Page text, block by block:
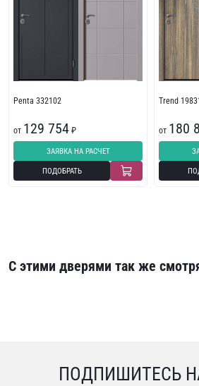
Penta 332102
от 129 754 ₽
ЗАЯВКА НА РАСЧЕТ
ПОДОБРАТЬ
Trend
от 180
С этими дверями так же
ПОДПИШИТЕСЬ